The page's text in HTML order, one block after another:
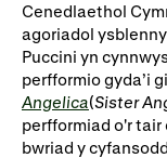
Cynyrchiadau
Cyngherddau
Cenedlaethol
agoriadol
Puccini yn
perfformio gyda’i
Angelica(Sister
perfformiad o'r tair
bwriad y